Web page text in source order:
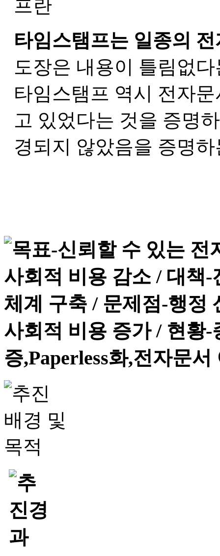
타임스탬프는 일종의
도장은 내용이 틀림없
타임스탬프 역시 전자
고 있었다는 것을 증명
경되지 않았음을 증명